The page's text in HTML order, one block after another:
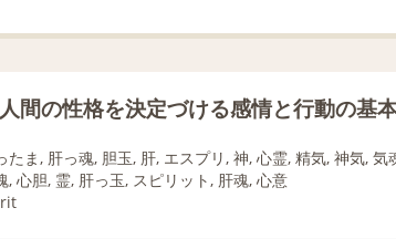
人間の性格を決定づける感情と行動の基
たま, 肝っ魂, 胆玉, 肝, エスプリ, 神, 心霊, 精気, 神気,
, 心胆, 霊, 肝っ玉, スピリット, 肝魂, 心意